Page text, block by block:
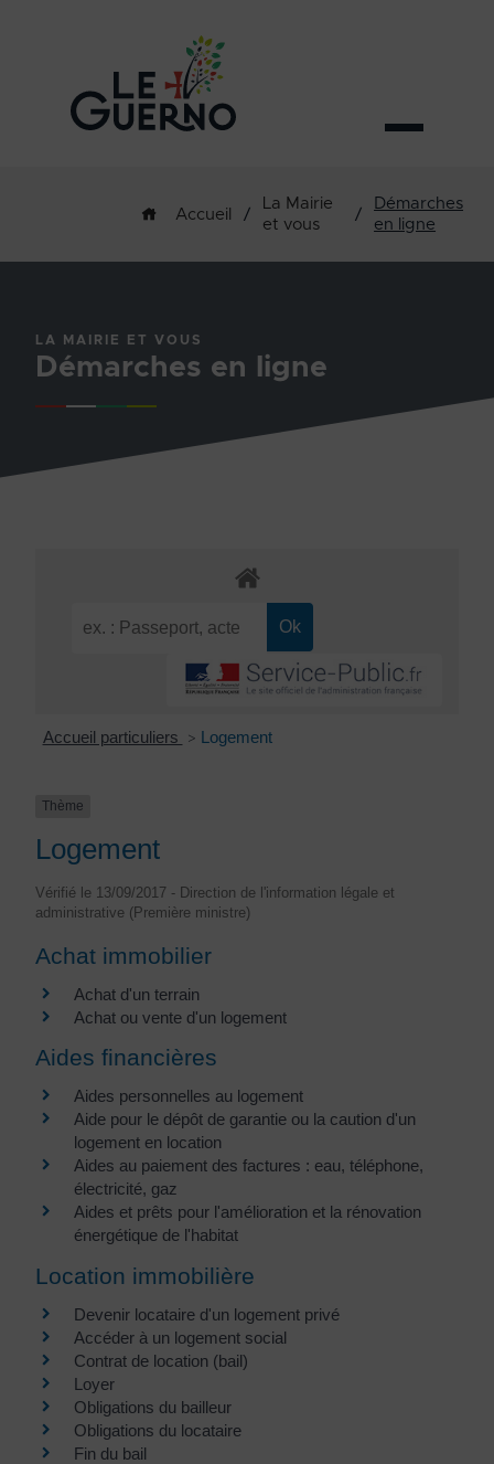
Accueil /
La Mairie
et vous
/
Démarches
en ligne
LA MAIRIE ET VOUS
Démarches en ligne
Accueil particuliers > Logement
Thème
Logement
Vérifié le 13/09/2017 - Direction de l'information légale et
administrative (Première ministre)
Achat immobilier
Achat d'un terrain
Achat ou vente d'un logement
Aides financières
Aides personnelles au logement
Aide pour le dépôt de garantie ou la caution d'un
logement en location
Aides au paiement des factures : eau, téléphone,
électricité, gaz
Aides et prêts pour l'amélioration et la rénovation
énergétique de l'habitat
Location immobilière
Devenir locataire d'un logement privé
Accéder à un logement social
Contrat de location (bail)
Loyer
Obligations du bailleur
Obligations du locataire
Fin du bail